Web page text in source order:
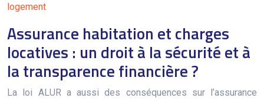
logement
Assurance habitation et charges
locatives : un droit à la sécurité et à
la transparence financière ?
La loi ALUR a aussi des conséquences sur l’assurance